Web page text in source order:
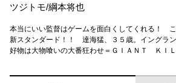
ツジトモ/綱本将也
本当にいい監督はゲームを面白くしてくれる！
新スタンダード！！ 達海猛、３５歳。イングラン
好物は大物喰いの大番狂わせ＝ＧＩＡＮＴ ＫＩＬ